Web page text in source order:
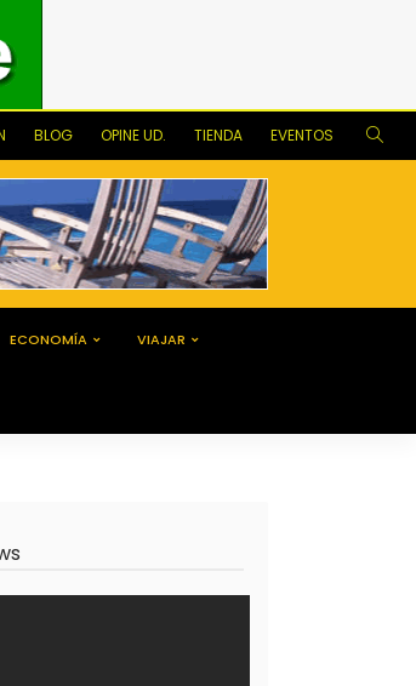
BLOG OPINE UD. TIENDA EVENTOS
ECONOMÍA VIAJAR